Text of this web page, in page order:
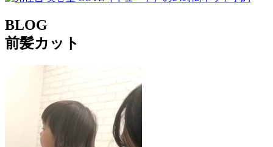
BLOG
前髪カット